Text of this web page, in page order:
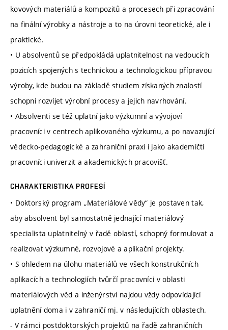
kovových materiálů a kompozitů a procesech při zpracování
na finální výrobky a nástroje a to na úrovni teoretické, ale i
praktické.
• U absolventů se předpokládá uplatnitelnost na vedoucích
pozicích spojených s technickou a technologickou přípravou
výroby, kde budou na základě studiem získaných znalostí
schopni rozvíjet výrobní procesy a jejich navrhování.
• Absolventi se též uplatní jako výzkumní a vývojoví
pracovníci v centrech aplikovaného výzkumu, a po navazující
vědecko-pedagogické a zahraniční praxi i jako akademičtí
pracovníci univerzit a akademických pracovišť.
CHARAKTERISTIKA PROFESÍ
• Doktorský program „Materiálové vědy“ je postaven tak,
aby absolvent byl samostatně jednající materiálový
specialista uplatnitelný v řadě oblastí, schopný formulovat a
realizovat výzkumné, rozvojové a aplikační projekty.
• S ohledem na úlohu materiálů ve všech konstrukčních
aplikacích a technologiích tvůrčí pracovníci v oblasti
materiálových věd a inženýrství najdou vždy odpovídající
uplatnění doma i v zahraničí mj. v následujících oblastech.
- V rámci postdoktorských projektů na řadě zahraničních